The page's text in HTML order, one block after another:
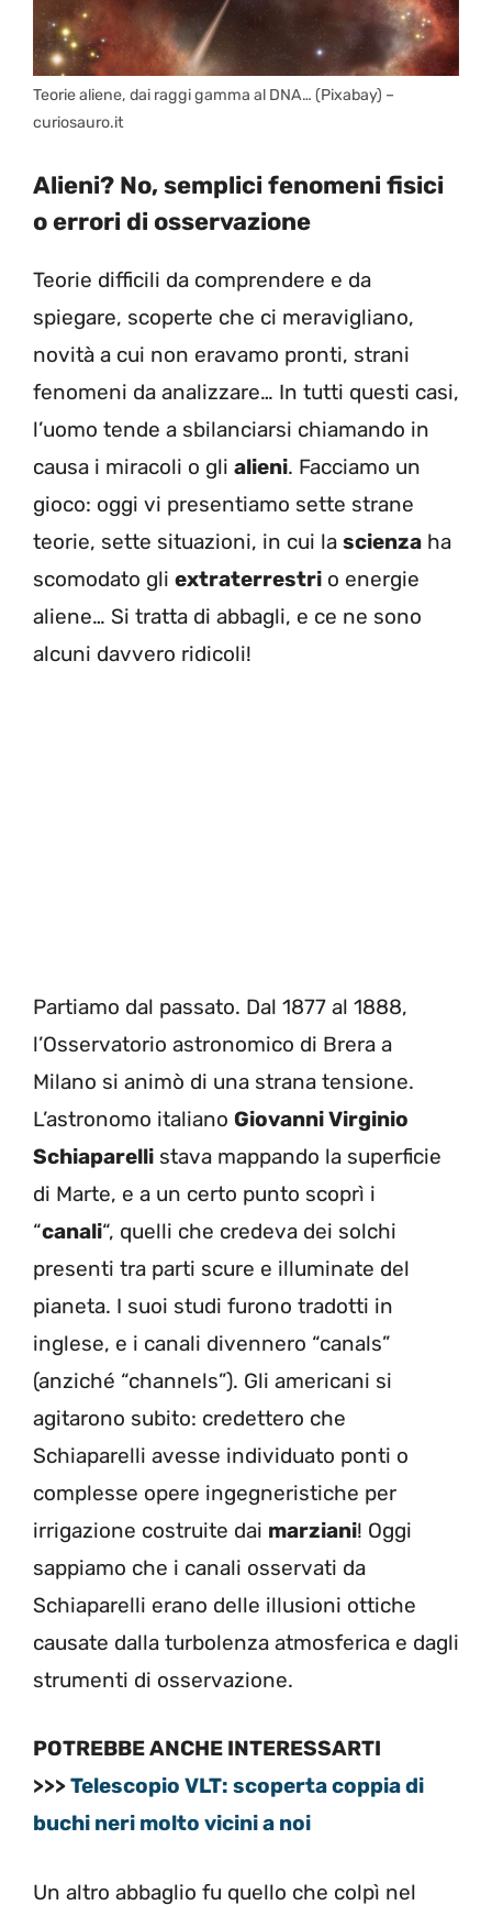
Teorie aliene, dai raggi gamma al DNA… (Pixabay) –
curiosauro.it
Alieni? No, semplici fenomeni fisici
o errori di osservazione
Teorie difficili da comprendere e da
spiegare, scoperte che ci meravigliano,
novità a cui non eravamo pronti, strani
fenomeni da analizzare… In tutti questi casi,
l’uomo tende a sbilanciarsi chiamando in
causa i miracoli o gli alieni. Facciamo un
gioco: oggi vi presentiamo sette strane
teorie, sette situazioni, in cui la scienza ha
scomodato gli extraterrestri o energie
aliene… Si tratta di abbagli, e ce ne sono
alcuni davvero ridicoli!
Partiamo dal passato. Dal 1877 al 1888,
l’Osservatorio astronomico di Brera a
Milano si animò di una strana tensione.
L’astronomo italiano Giovanni Virginio
Schiaparelli stava mappando la superficie
di Marte, e a un certo punto scoprì i
“canali“, quelli che credeva dei solchi
presenti tra parti scure e illuminate del
pianeta. I suoi studi furono tradotti in
inglese, e i canali divennero “canals”
(anziché “channels”). Gli americani si
agitarono subito: credettero che
Schiaparelli avesse individuato ponti o
complesse opere ingegneristiche per
irrigazione costruite dai marziani! Oggi
sappiamo che i canali osservati da
Schiaparelli erano delle illusioni ottiche
causate dalla turbolenza atmosferica e dagli
strumenti di osservazione.
POTREBBE ANCHE INTERESSARTI
>>>Telescopio VLT: scoperta coppia di
buchi neri molto vicini a noi
Un altro abbaglio fu quello che colpì nel